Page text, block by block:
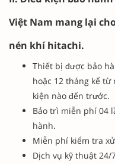
Việt Nam mang lại
nén khí hitachi.
Thiết bị được bảo
hoặc 12 tháng kể
kiện nào đến trước.
Bảo trì miễn phí 04
hành.
Miễn phí kiểm tra
Dịch vụ kỹ thuật 24/